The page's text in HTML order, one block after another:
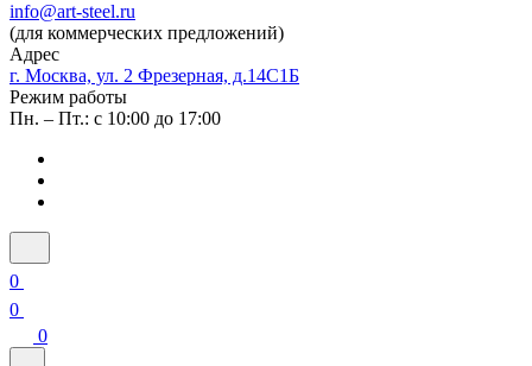
info@art-steel.ru
(для коммерческих предложений)
Адрес
г. Москва, ул. 2 Фрезерная, д.14С1Б
Режим работы
Пн. – Пт.: с 10:00 до 17:00
0
0
0